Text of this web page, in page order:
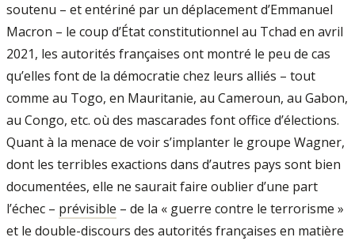
soutenu – et entériné par un déplacement d’Emmanuel
Macron – le coup d’État constitutionnel au Tchad en avril
2021, les autorités françaises ont montré le peu de cas
qu’elles font de la démocratie chez leurs alliés – tout
comme au Togo, en Mauritanie, au Cameroun, au Gabon,
au Congo, etc. où des mascarades font office d’élections.
Quant à la menace de voir s’implanter le groupe Wagner,
dont les terribles exactions dans d’autres pays sont bien
documentées, elle ne saurait faire oublier d’une part
l’échec – prévisible – de la « guerre contre le terrorisme »
et le double-discours des autorités françaises en matière